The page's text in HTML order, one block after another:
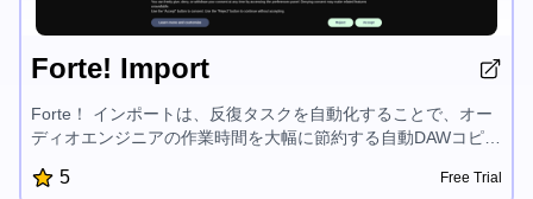
Forte! Import
Forte！ インポートは、反復タスクを自動化することで、オー
ディオエンジニアの作業時間を大幅に節約する自動DAWコピロ
ており、スマートなファイル名変更、カラーコーディング、モ
5 Free Trial